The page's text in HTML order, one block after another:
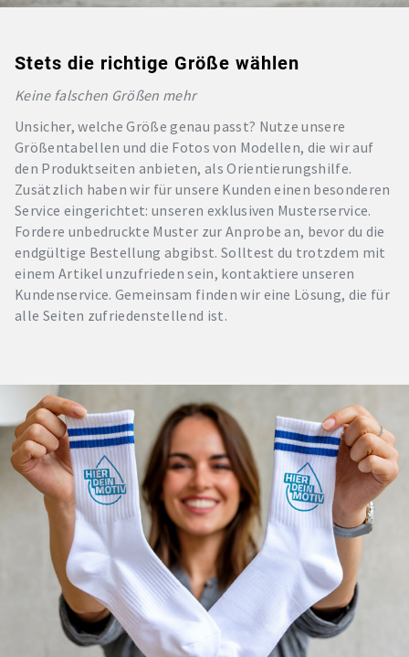
Stets die richtige Größe wählen
Keine falschen Größen mehr
Unsicher, welche Größe genau passt? Nutze unsere
Größentabellen und die Fotos von Modellen, die wir auf
den Produktseiten anbieten, als Orientierungshilfe.
Zusätzlich haben wir für unsere Kunden einen besonderen
Service eingerichtet: unseren exklusiven Musterservice.
Fordere unbedruckte Muster zur Anprobe an, bevor du die
endgültige Bestellung abgibst. Solltest du trotzdem mit
einem Artikel unzufrieden sein, kontaktiere unseren
Kundenservice. Gemeinsam finden wir eine Lösung, die für
alle Seiten zufriedenstellend ist.